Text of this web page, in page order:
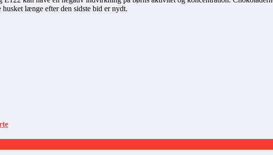
længe efter den sidste bid er nydt.